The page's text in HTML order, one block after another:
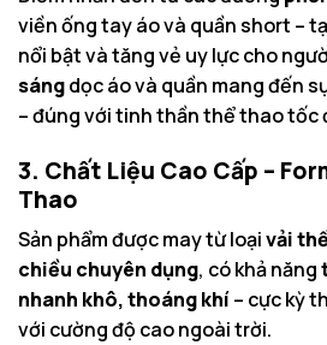
viền ống tay áo và quần short –
nổi bật và tăng vẻ uy lực cho
sángdọc áo và quần mang đến
– đúng với tinh thần thể thao tốc
3. Chất Liệu Cao Cấp –
Thao
Sản phẩm được may từ loạivải
chiều chuyên dụng, có khả năng
nhanh khô, thoáng khí– cực kỳ
với cường độ cao ngoài trời.